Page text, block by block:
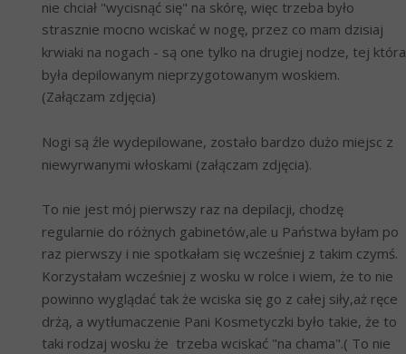
nie chciał "wycisnąć się" na skórę, więc trzeba było
strasznie mocno wciskać w nogę, przez co mam dzisiaj
krwiaki na nogach - są one tylko na drugiej nodze, tej która
była depilowanym nieprzygotowanym woskiem.
(Załączam zdjęcia)
Nogi są źle wydepilowane, zostało bardzo dużo miejsc z
niewyrwanymi włoskami (załączam zdjęcia).
To nie jest mój pierwszy raz na depilacji, chodzę
regularnie do różnych gabinetów,ale u Państwa byłam po
raz pierwszy i nie spotkałam się wcześniej z takim czymś.
Korzystałam wcześniej z wosku w rolce i wiem, że to nie
powinno wyglądać tak że wciska się go z całej siły,aż ręce
drżą, a wytłumaczenie Pani Kosmetyczki było takie, że to
taki rodzaj wosku że  trzeba wciskać "na chama".( To nie